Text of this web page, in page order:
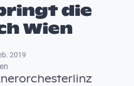
die
Wien
2019